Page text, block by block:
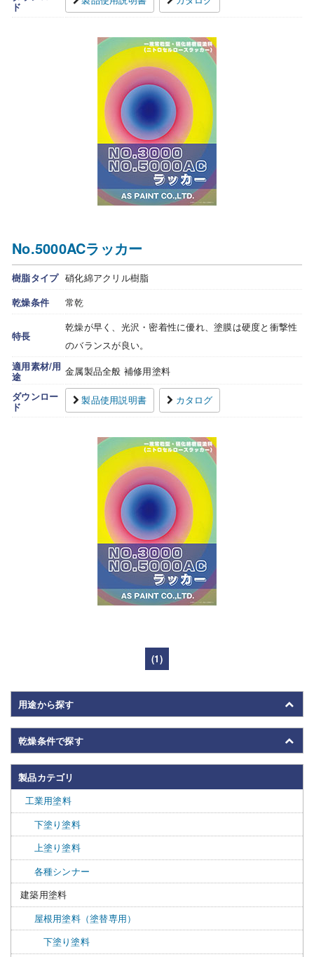
ド
No.5000ACラッカー
樹脂タイプ 硝化綿アクリル樹脂
乾燥条件
常乾
特長
乾燥が早く、光沢・密着性に優れ、塗膜は硬度と衝撃性
のバランスが良い。
適用素材/用
途
金属製品全般 補修用塗料
ダウンロー
ド
製品使用説明書 カタログ
(1)
用途から探す
乾燥条件で探す
製品カテゴリ
工業用塗料
下塗り塗料
上塗り塗料
各種シンナー
建築用塗料
屋根用塗料（塗替専用）
下塗り塗料